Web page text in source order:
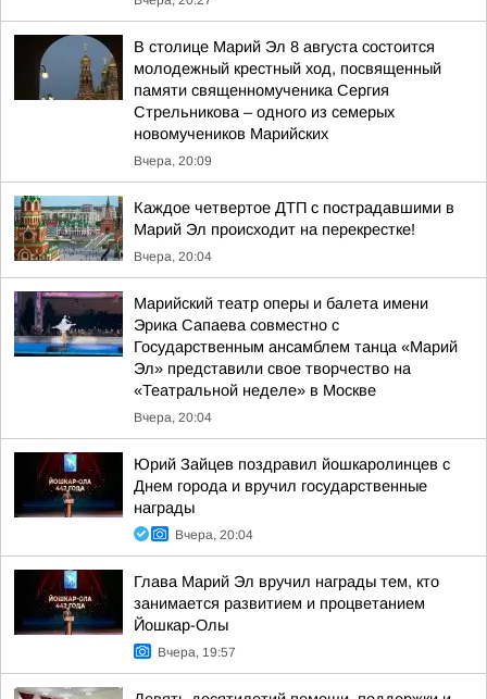
В столице Марий Эл 8 августа состоится
молодежный крестный ход, посвященный
памяти священномученика Сергия
Стрельникова – одного из семерых
новомучеников Марийских
Вчера, 20:09
Каждое четвертое ДТП с пострадавшими в
Марий Эл происходит на перекрестке!
Вчера, 20:04
Марийский театр оперы и балета имени
Эрика Сапаева совместно с
Государственным ансамблем танца «Марий
Эл» представили свое творчество на
«Театральной неделе» в Москве
Вчера, 20:04
Юрий Зайцев поздравил йошкаролинцев с
Днем города и вручил государственные
награды
Вчера, 20:04
Глава Марий Эл вручил награды тем, кто
занимается развитием и процветанием
Йошкар-Олы
Вчера, 19:57